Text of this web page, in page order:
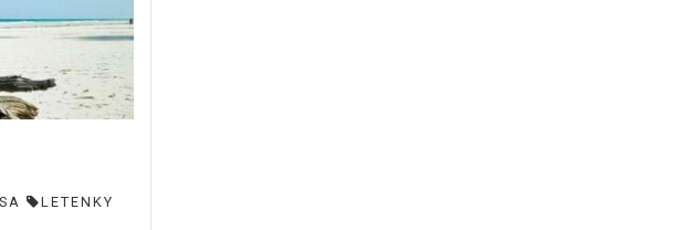
LETENKY